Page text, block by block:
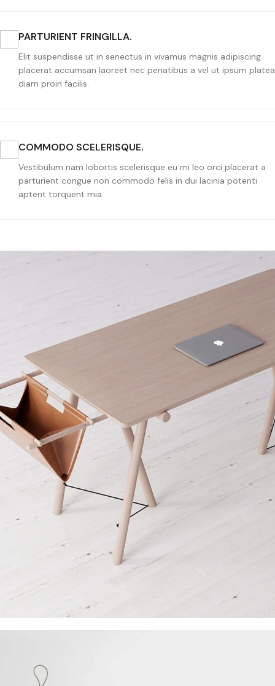
PARTURIENT FRINGILLA.
Elit suspendisse ut in senectus in vivamus magnis adipiscing
placerat accumsan laoreet nec penatibus a vel ut ipsum platea
diam proin facilis.
COMMODO SCELERISQUE.
Vestibulum nam lobortis scelerisque eu mi leo orci placerat a
parturient congue non commodo felis in dui lacinia potenti
aptent torquent mia.